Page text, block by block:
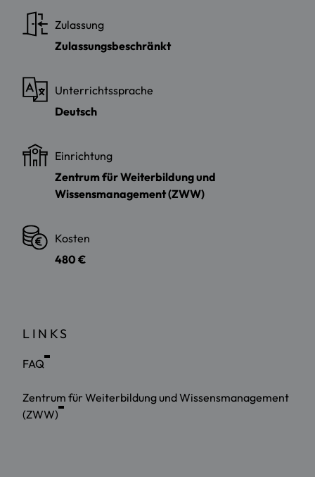
Zulassung
Zulassungsbeschränkt
Unterrichtssprache
Deutsch
Einrichtung
Zentrum für Weiterbildung und
Wissensmanagement (ZWW)
Kosten
480 €
LINKS
FAQ
Zentrum für Weiterbildung und Wissensmanagement
(ZWW)